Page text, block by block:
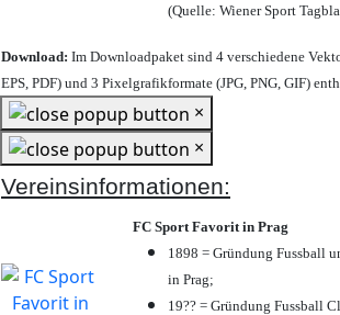
(Quelle: Wiener Sport
Download: Im Downloadpaket sind 4 verschiedene
EPS, PDF) und 3 Pixelgrafikformate (JPG, PNG, GIF)
×
×
Vereinsinformationen:
FC Sport Favorit in Prag
1898 = Gründung Fussball
in Prag;
19?? = Gründung Fussball